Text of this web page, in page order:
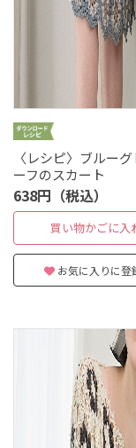
〈レシピ〉ブルー
ーフのスカート
638円（税込）
買い物かごに入
お気に入りに登